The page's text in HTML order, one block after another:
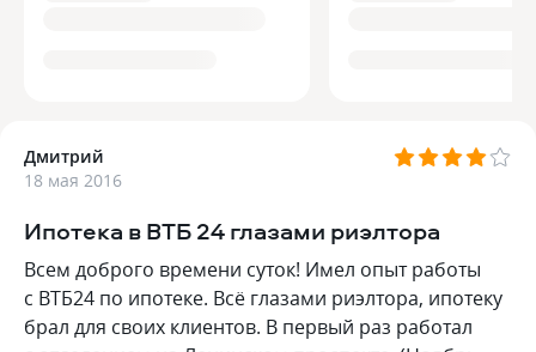
Дмитрий
18 мая 2016
Ипотека в ВТБ 24 глазами риэлтора
Всем доброго времени суток! Имел опыт работы
с ВТБ24 по ипотеке. Всё глазами риэлтора, ипотеку
брал для своих клиентов. В первый раз работал